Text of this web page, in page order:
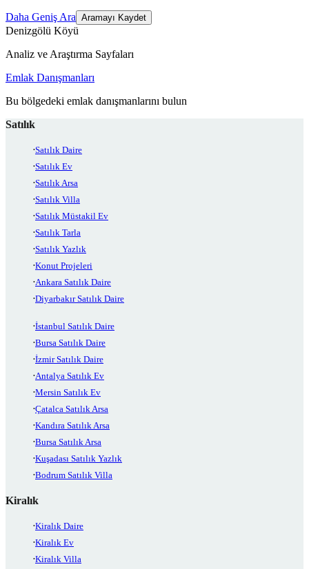
Daha Geniş Ara Aramayı Kaydet
Denizgölü Köyü
Analiz ve Araştırma Sayfaları
Emlak Danışmanları
Bu bölgedeki emlak danışmanlarını bulun
Satılık
Satılık Daire
Satılık Ev
Satılık Arsa
Satılık Villa
Satılık Müstakil Ev
Satılık Tarla
Satılık Yazlık
Konut Projeleri
Ankara Satılık Daire
Diyarbakır Satılık Daire
İstanbul Satılık Daire
Bursa Satılık Daire
İzmir Satılık Daire
Antalya Satılık Ev
Mersin Satılık Ev
Çatalca Satılık Arsa
Kandıra Satılık Arsa
Bursa Satılık Arsa
Kuşadası Satılık Yazlık
Bodrum Satılık Villa
Kiralık
Kiralık Daire
Kiralık Ev
Kiralık Villa